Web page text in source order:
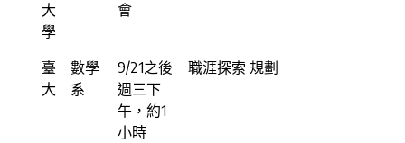
大
學
會
臺
大
數學
系
9/21之後
週三下
午，約1
小時
職涯探索 規劃